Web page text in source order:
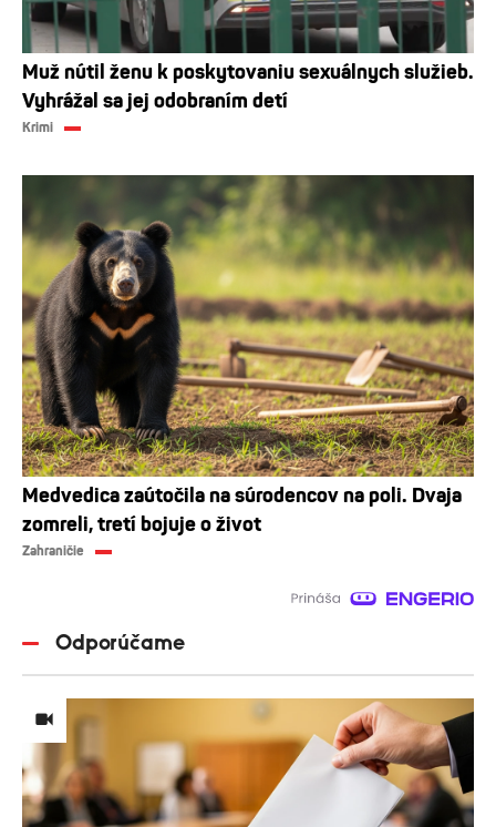
Muž nútil ženu k poskytovaniu sexuálnych služieb.
Vyhrážal sa jej odobraním detí
Krimi
Medvedica zaútočila na súrodencov na poli. Dvaja
zomreli, tretí bojuje o život
Zahraničie
Odporúčame